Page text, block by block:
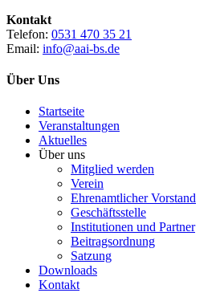
Kontakt
Telefon: 0531 470 35 21
Email: info@aai-bs.de
Über Uns
Startseite
Veranstaltungen
Aktuelles
Über uns
Mitglied werden
Verein
Ehrenamtlicher Vorstand
Geschäftsstelle
Institutionen und Partner
Beitragsordnung
Satzung
Downloads
Kontakt